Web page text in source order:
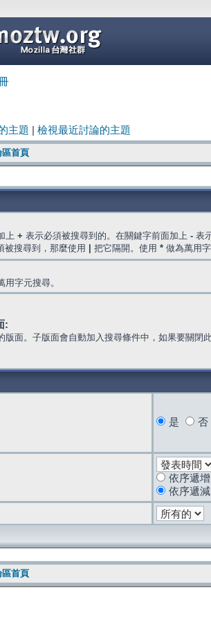
主題 檢視最近討論的主題
區首頁
上 + 表示必須被搜尋到的。在關鍵字前面加上 - 表
被搜尋到，那麼使用
把它隔開。使用 * 做為萬用
字元搜尋。
:
版面。子版面會自動加入搜尋條件中，如果要關閉
是 否
依序遞增
依序遞減
區首頁